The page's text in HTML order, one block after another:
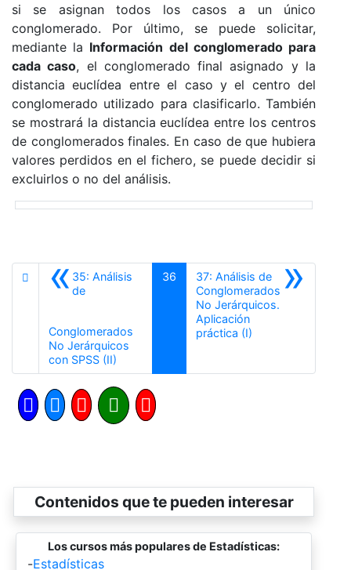
si se asignan todos los casos a un único
conglomerado. Por último, se puede solicitar,
mediante la Información del conglomerado para
cada caso, el conglomerado final asignado y la
distancia euclídea entre el caso y el centro del
conglomerado utilizado para clasificarlo. También
se mostrará la distancia euclídea entre los centros
de conglomerados finales. En caso de que hubiera
valores perdidos en el fichero, se puede decidir si
excluirlos o no del análisis.
«35: Análisis
de
Conglomerados
No Jerárquicos
con SPSS (II)
36 »
37: Análisis de
Conglomerados
No Jerárquicos.
Aplicación
práctica (I)
Contenidos que te pueden interesar
Los cursos más populares de Estadísticas:
-Estadísticas